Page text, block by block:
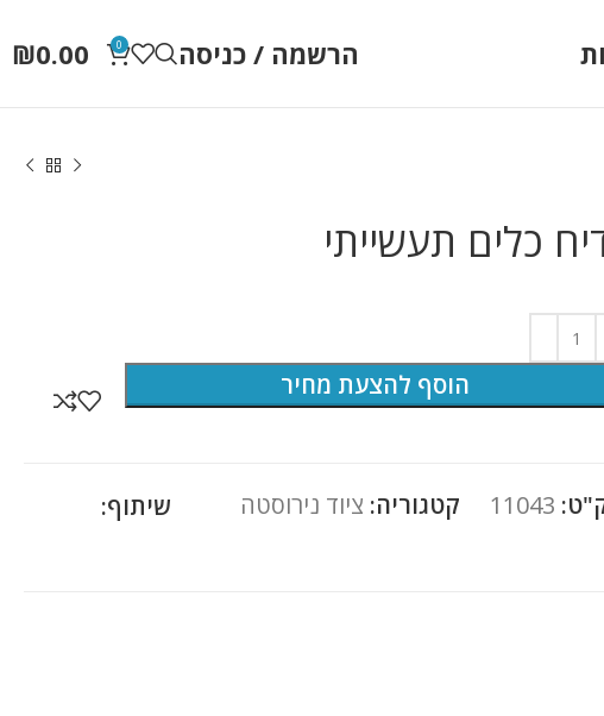
הרשמה / כניסה 0
₪0.00
כלים תעשייתי
הוסף להצעת מחיר
11043 קטגוריה: ציוד נירוסטה שיתוף: